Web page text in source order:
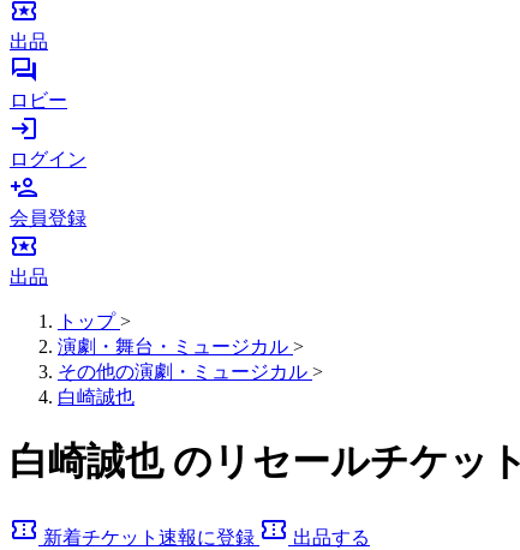
local_activity
出品
forum
ロビー
login
ログイン
person_add
会員登録
local_activity
出品
トップ >
演劇・舞台・ミュージカル >
その他の演劇・ミュージカル >
白崎誠也
白崎誠也 のリセールチケッ
confirmation_number 新着チケット速報に登録 confirmation_number 出品する